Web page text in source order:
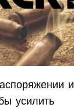
усилить